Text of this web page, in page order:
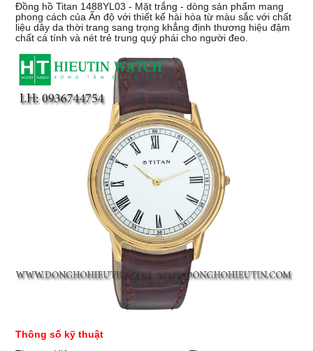
Đồng hồ Titan 1488YL03 - Mặt trắng - dòng sản phẩm mang
phong cách của Ấn độ với thiết kế hài hòa từ màu sắc với chất
liệu dây da thời trang sang trọng khẳng định thương hiệu đậm
chất cá tính và nét trẻ trung quý phái cho người đeo.
Thông số kỹ thuật